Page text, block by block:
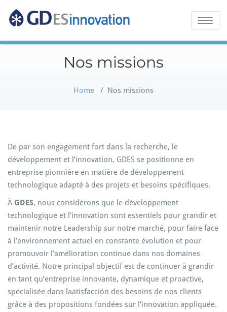
Innovation
Toggle
Nos missions
Home / Nos missions
De par son engagement fort dans la recherche, le
développement et l’innovation, GDES se positionne en
entreprise pionnière en matière de développement
technologique adapté à des projets et besoins spécifiques.
À GDES, nous considérons que le développement
technologique et l’innovation sont essentiels pour grandir et
maintenir notre Leadership sur notre marché, pour faire face
à l’environnement actuel en constante évolution et pour
promouvoir l’amélioration continue dans nos domaines
d’activité. Notre principal objectif est de continuer à grandir
en tant qu’entreprise innovante, dynamique et proactive,
spécialisée dans laatisfacción des besoins de nos clients
grâce à des propositions fondées sur l’innovation appliquée.